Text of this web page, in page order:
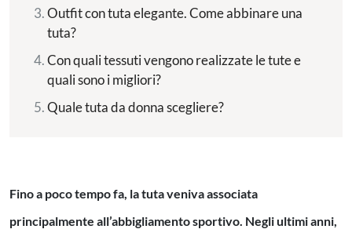
Outfit con tuta elegante. Come abbinare una
tuta?
Con quali tessuti vengono realizzate le tute e
quali sono i migliori?
Quale tuta da donna scegliere?
Fino a poco tempo fa, la tuta veniva associata
principalmente all’abbigliamento sportivo. Negli ultimi anni,